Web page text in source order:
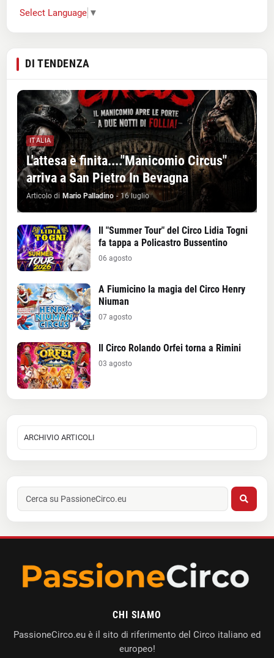
Select Language ▼
DI TENDENZA
ITALIA
L'attesa è finita...."Manicomio Circus"
arriva a San Pietro In Bevagna
Articolo di Mario Palladino - 16 luglio
Il "Summer Tour" del Circo Lidia Togni
fa tappa a Policastro Bussentino
06 agosto
A Fiumicino la magia del Circo Henry
Niuman
07 agosto
Il Circo Rolando Orfei torna a Rimini
03 agosto
CHI SIAMO
PassioneCirco.eu è il sito di riferimento del Circo italiano ed
europeo!